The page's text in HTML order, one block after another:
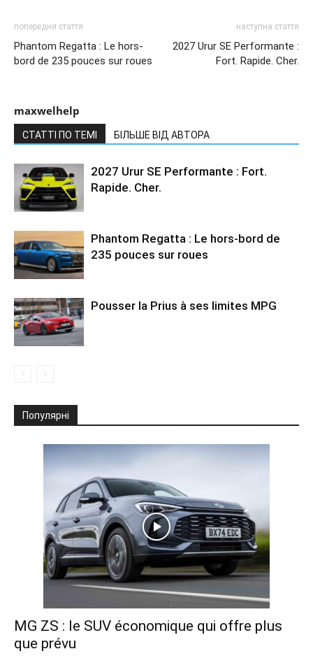
попередня стаття
Phantom Regatta : Le hors-
bord de 235 pouces sur roues
наступна стаття
2027 Urur SE Performante :
Fort. Rapide. Cher.
maxwelhelp
СТАТТІ ПО ТЕМІ БІЛЬШЕ ВІД АВТОРА
2027 Urur SE Performante : Fort.
Rapide. Cher.
Phantom Regatta : Le hors-bord de
235 pouces sur roues
Pousser la Prius à ses limites MPG
Популярні
MG ZS : le SUV économique qui offre plus
que prévu